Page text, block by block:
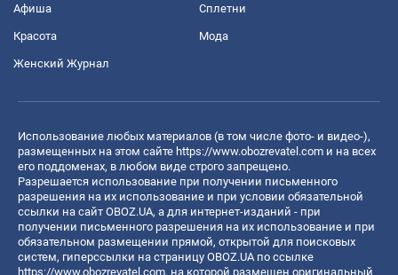
Афиша Сплетни
Красота Мода
Женский Журнал
Использование любых материалов (в том числе фото- и видео-),
размещенных на этом сайте https://www.obozrevatel.com и на всех
его поддоменах, в любом виде строго запрещено.
Разрешается использование при получении письменного
разрешения на их использование и при условии обязательной
ссылки на сайт OBOZ.UA, а для интернет-изданий - при
получении письменного разрешения на их использование и при
обязательном размещении прямой, открытой для поисковых
систем, гиперссылки на страницу OBOZ.UA по ссылке
https://www.obozrevatel.com, на которой размещен оригинальный